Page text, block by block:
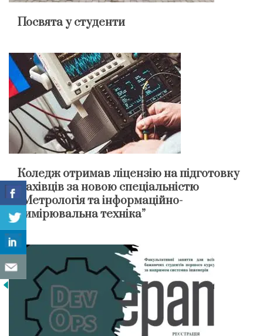
Посвята у студенти
Коледж отримав ліцензію на підготовку
фахівців за новою спеціальністю
“Метрологія та інформаційно-
вимірювальна техніка”